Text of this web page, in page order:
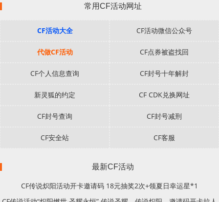
常用CF活动网址
CF活动大全 CF活动微信公众号
代做CF活动 CF点券被盗找回
CF个人信息查询 CF封号十年解封
新灵狐的约定 CF CDK兑换网址
CF封号查询 CF封号减刑
CF安全站 CF客服
最新CF活动
CF传说炽阳活动开卡邀请码 18元抽奖2次+领夏日幸运星*1